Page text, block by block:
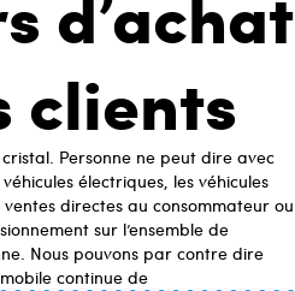
clients
Personne ne peut dire avec
électriques, les véhicules
directes au consommateur ou
sur l’ensemble de
Nous pouvons par contre dire
continue de